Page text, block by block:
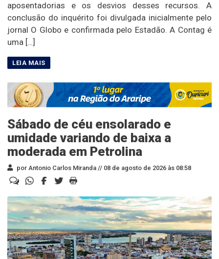
aposentadorias e os desvios desses recursos. A
conclusão do inquérito foi divulgada inicialmente pelo
jornal O Globo e confirmada pelo Estadão. A Contag é
uma […]
Sábado de céu ensolarado e
umidade variando de baixa a
moderada em Petrolina
por Antonio Carlos Miranda // 08 de agosto de 2026 às 08:58